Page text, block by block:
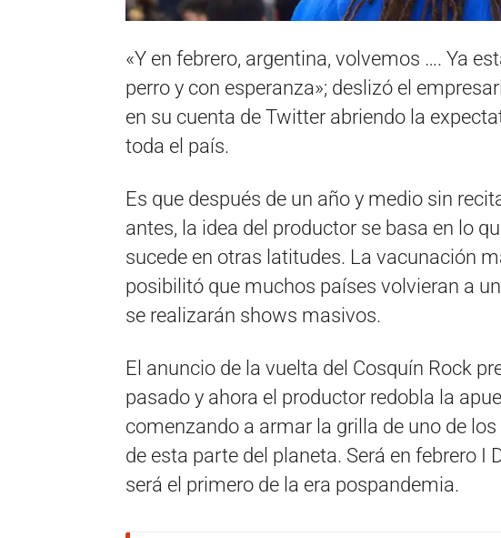
«Y en febrero, argentina, volvemos …. Ya
perro y con esperanza»; deslizó el
en su cuenta de Twitter abriendo la
toda el país.
Es que después de un año y medio sin
antes, la idea del productor se basa en lo
sucede en otras latitudes. La vacunación
posibilitó que muchos países volvieran a
se realizarán shows masivos.
El anuncio de la vuelta del Cosquín Rock
pasado y ahora el productor redobla la
comenzando a armar la grilla de uno de
de esta parte del planeta. Será en febrero I
será el primero de la era pospandemia.